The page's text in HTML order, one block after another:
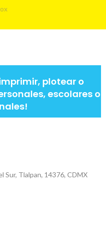
plotear o
escolares o
Sur, Tlalpan, 14376, CDMX